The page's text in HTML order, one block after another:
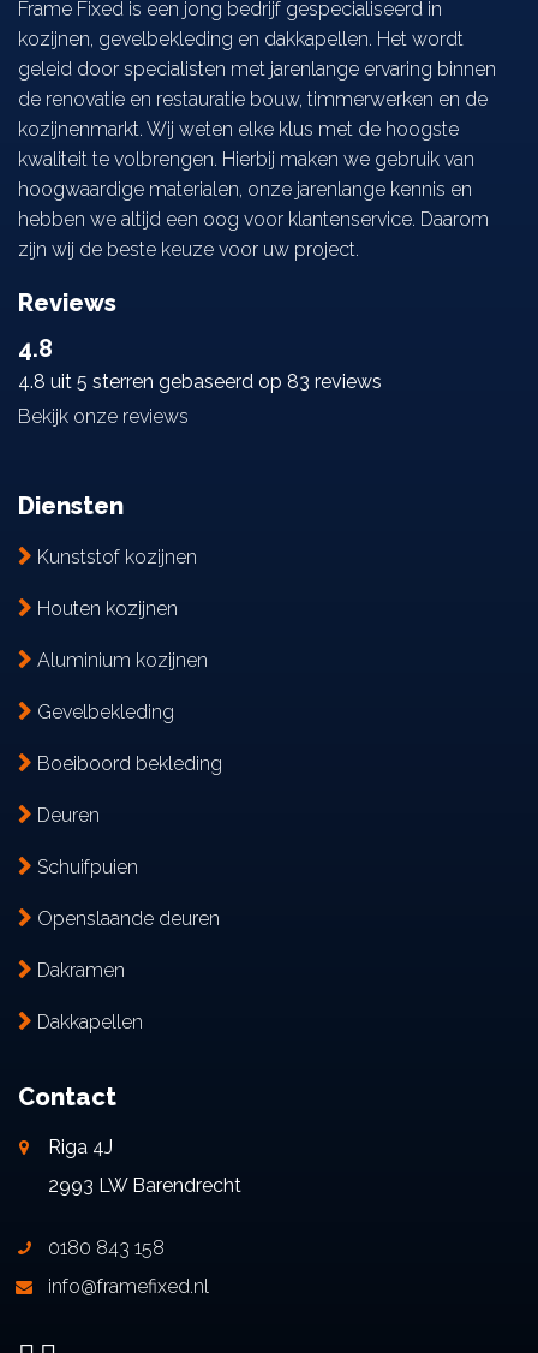
Frame Fixed is een jong bedrijf gespecialiseerd in
kozijnen, gevelbekleding en dakkapellen. Het wordt
geleid door specialisten met jarenlange ervaring binnen
de renovatie en restauratie bouw, timmerwerken en de
kozijnenmarkt. Wij weten elke klus met de hoogste
kwaliteit te volbrengen. Hierbij maken we gebruik van
hoogwaardige materialen, onze jarenlange kennis en
hebben we altijd een oog voor klantenservice. Daarom
zijn wij de beste keuze voor uw project.
Reviews
4.8
4.8 uit 5 sterren gebaseerd op 83 reviews
Bekijk onze reviews
Diensten
Kunststof kozijnen
Houten kozijnen
Aluminium kozijnen
Gevelbekleding
Boeiboord bekleding
Deuren
Schuifpuien
Openslaande deuren
Dakramen
Dakkapellen
Contact
Riga 4J
2993 LW Barendrecht
0180 843 158
info@framefixed.nl